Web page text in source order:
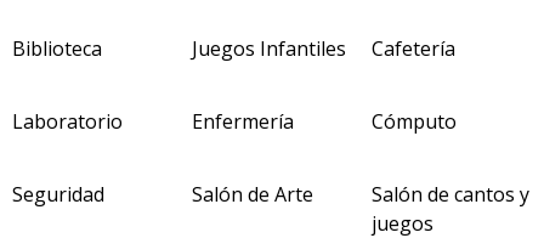
Biblioteca Juegos Infantiles Cafetería
Laboratorio Enfermería Cómputo
Seguridad Salón de Arte
Salón de cantos y
juegos